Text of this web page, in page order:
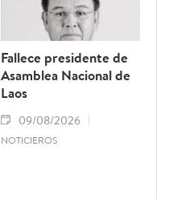
Fallece presidente de
Asamblea Nacional de
Laos
09/08/2026
NOTICIEROS